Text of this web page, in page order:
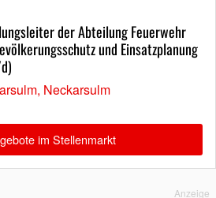
der Abteilung Feuerwehr
und Einsatzplanung
Neckarsulm
im Stellenmarkt
Anzeige